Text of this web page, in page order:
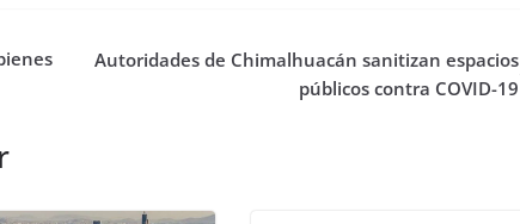
Autoridades de Chimalhuacán sanitizan espacios
públicos contra COVID-19